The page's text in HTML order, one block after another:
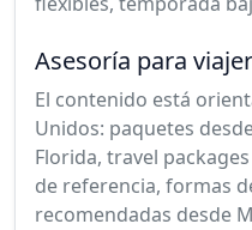
Asesoría para
El contenido está
Unidos: paquetes
Florida, travel
de referencia, formas
recomendadas desde